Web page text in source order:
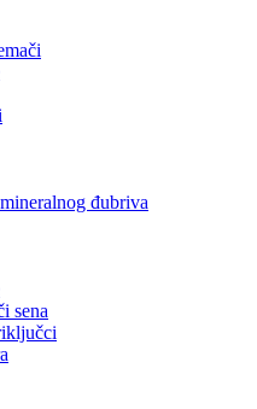
đubriva
sena